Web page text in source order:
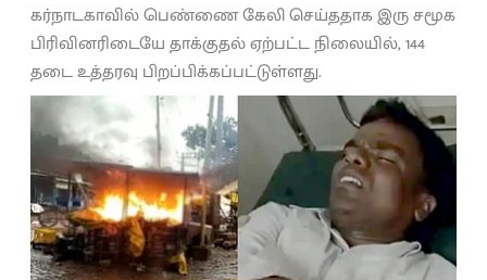
கர்நாடகாவில் பெண்ணை கேலி செய்ததாக இரு சமூக
பிரிவினரிடையே தாக்குதல் ஏற்பட்ட நிலையில், 144
தடை உத்தரவு பிறப்பிக்கப்பட்டுள்ளது.